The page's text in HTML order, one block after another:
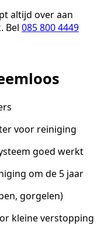
altijd over aan
Bel 085 800 4449
voor reiniging
goed werkt
om de 5 jaar
gorgelen)
kleine verstopping